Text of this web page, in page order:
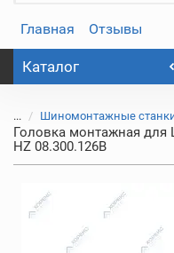
Главная Отзывы
Каталог
... Шиномонтажные
Головка монтажная для
HZ 08.300.126B